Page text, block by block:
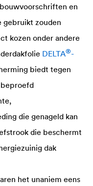
en
gebruikt zouden
kozen onder andere
DELTA®-
biedt tegen
die genageld kan
die beschermt
dak
het unaniem eens